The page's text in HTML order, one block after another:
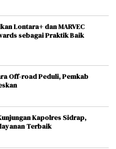
Lontara+ dan MARVEC
sebagai Praktik Baik
Off-road Peduli, Pemkab
Kapolres Sidrap,
Terbaik